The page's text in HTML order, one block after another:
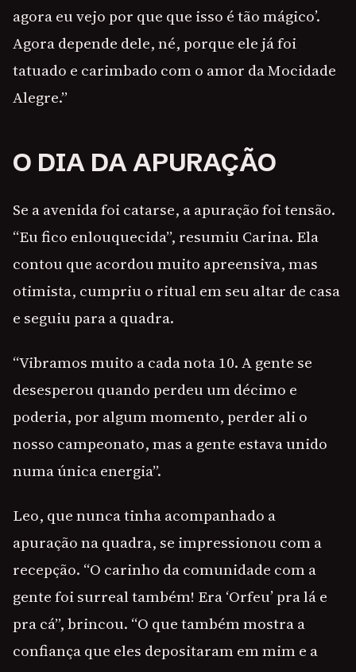
agora eu vejo por que que isso é tão mágico’.
Agora depende dele, né, porque ele já foi
tatuado e carimbado com o amor da Mocidade
Alegre.”
O DIA DA APURAÇÃO
Se a avenida foi catarse, a apuração foi tensão.
“Eu fico enlouquecida”, resumiu Carina. Ela
contou que acordou muito apreensiva, mas
otimista, cumpriu o ritual em seu altar de casa
e seguiu para a quadra.
“Vibramos muito a cada nota 10. A gente se
desesperou quando perdeu um décimo e
poderia, por algum momento, perder ali o
nosso campeonato, mas a gente estava unido
numa única energia”.
Leo, que nunca tinha acompanhado a
apuração na quadra, se impressionou com a
recepção. “O carinho da comunidade com a
gente foi surreal também! Era ‘Orfeu’ pra lá e
pra cá”, brincou. “O que também mostra a
confiança que eles depositaram em mim e a